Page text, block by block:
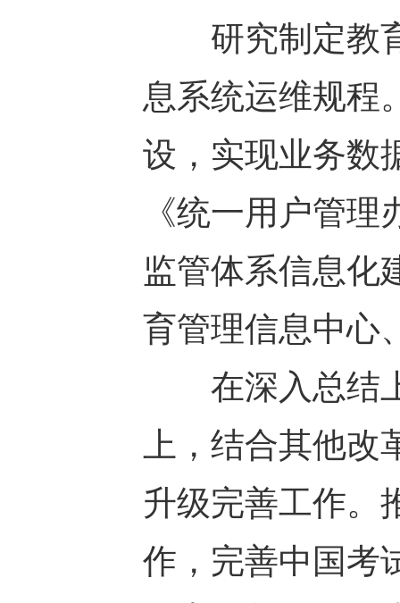
研究制定教育
息系统运维规程
设，实现业务数
《统一用户管
监管体系信息化
育管理信息中心
在深入总结上
上，结合其他
升级完善工作。
作，完善中国考